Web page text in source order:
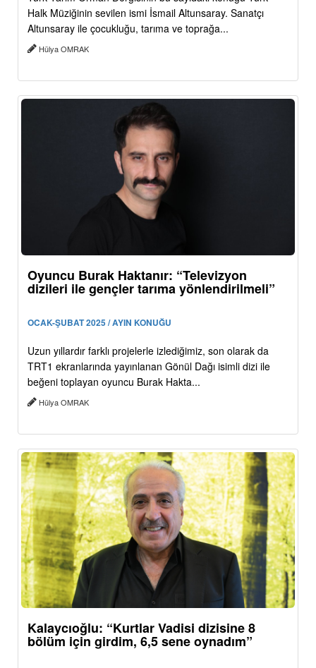
Halk Müziğinin sevilen ismi İsmail Altunsaray. Sanatçı
Altunsaray ile çocukluğu, tarıma ve toprağa...
Hülya OMRAK
Oyuncu Burak Haktanır: “Televizyon
dizileri ile gençler tarıma yönlendirilmeli”
OCAK-ŞUBAT 2025 / AYIN KONUĞU
Uzun yıllardır farklı projelerle izlediğimiz, son olarak da
TRT1 ekranlarında yayınlanan Gönül Dağı isimli dizi ile
beğeni toplayan oyuncu Burak Hakta...
Hülya OMRAK
Kalaycıoğlu: “Kurtlar Vadisi dizisine 8
bölüm için girdim, 6,5 sene oynadım”